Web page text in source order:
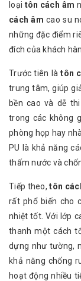
loại tôn cách âm
cách âm cao su
những đặc điểm
đích của khách
Trước tiên làtôn
trung tâm, giúp
bền cao và dễ
trong các không
phòng họp hay
PU là khả năng
thấm nước và
Tiếp theo,tôn
rất phổ biến cho
nhiệt tốt. Với lớp
thanh một cách
dựng như tường,
khả năng chống
hoạt động nhiều